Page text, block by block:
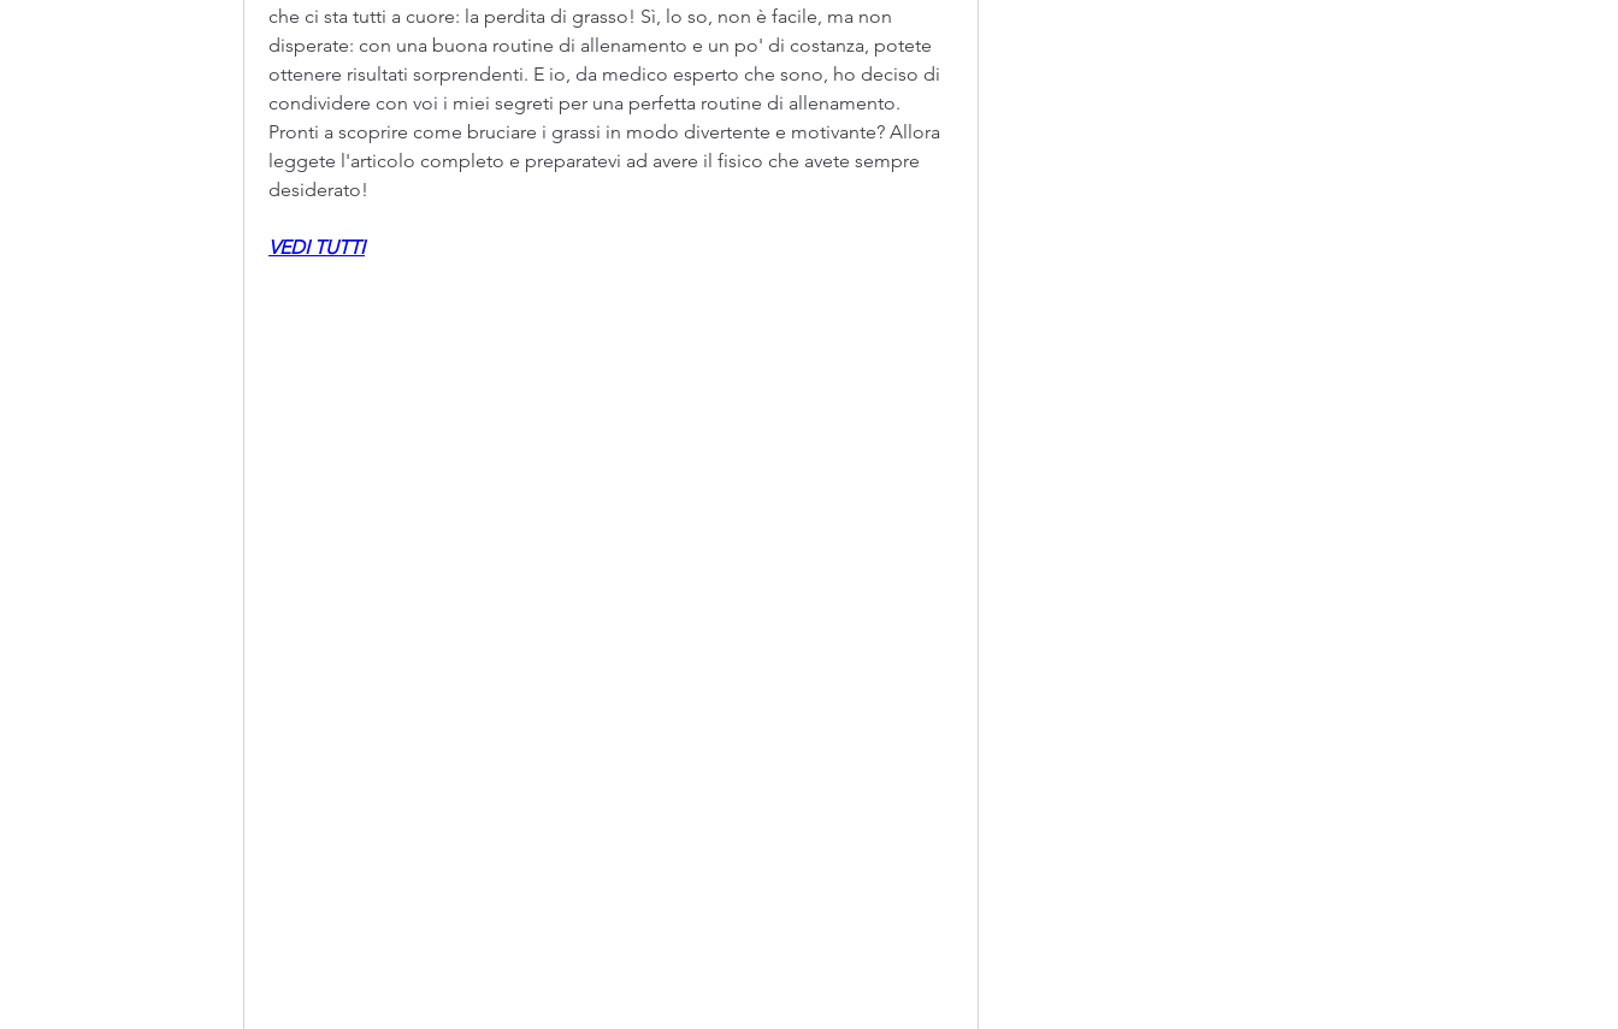
che ci sta tutti a cuore: la perdita di grasso! Sì, lo so, non è facile, ma non
disperate: con una buona routine di allenamento e un po' di costanza, potete
ottenere risultati sorprendenti. E io, da medico esperto che sono, ho deciso di
condividere con voi i miei segreti per una perfetta routine di allenamento.
Pronti a scoprire come bruciare i grassi in modo divertente e motivante? Allora
leggete l'articolo completo e preparatevi ad avere il fisico che avete sempre
desiderato!
VEDI TUTTI